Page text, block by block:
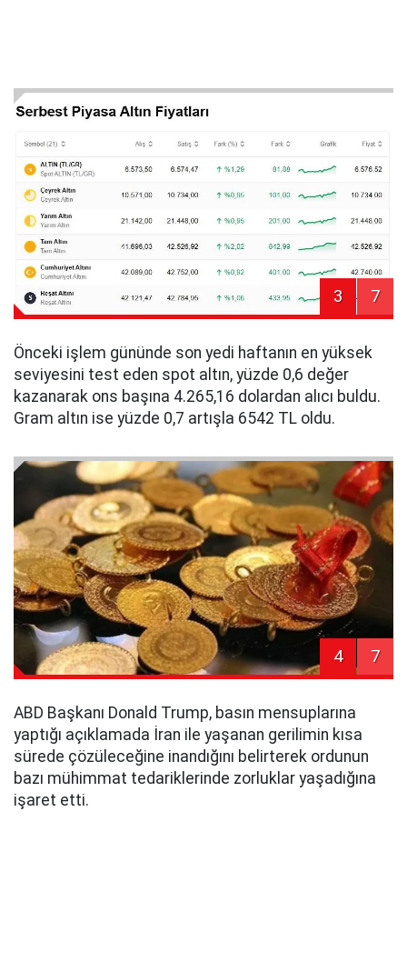
3 7
Önceki işlem gününde son yedi haftanın en yüksek
seviyesini test eden spot altın, yüzde 0,6 değer
kazanarak ons başına 4.265,16 dolardan alıcı buldu.
Gram altın ise yüzde 0,7 artışla 6542 TL oldu.
4 7
ABD Başkanı Donald Trump, basın mensuplarına
yaptığı açıklamada İran ile yaşanan gerilimin kısa
sürede çözüleceğine inandığını belirterek ordunun
bazı mühimmat tedariklerinde zorluklar yaşadığına
işaret etti.